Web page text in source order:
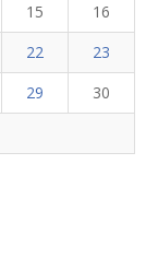
15
16
22
23
29
30